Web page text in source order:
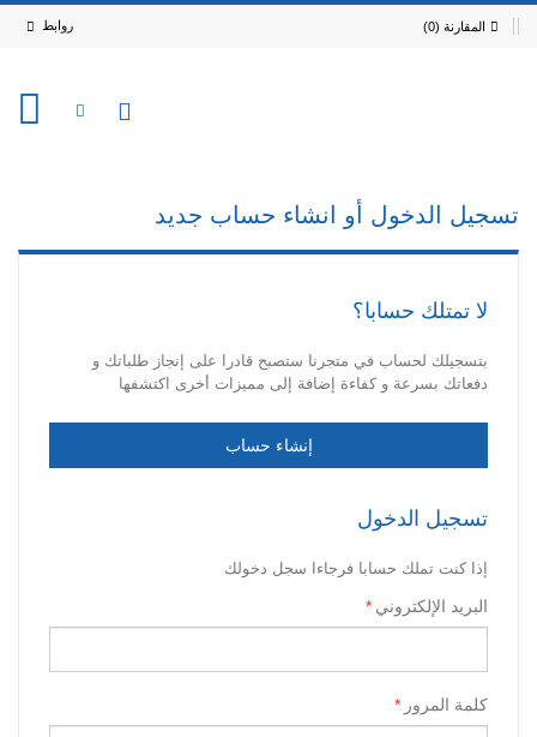
المقارنة (0) روابط
تسجيل الدخول أو انشاء حساب جديد
لا تمتلك حسابا؟
بتسجيلك لحساب في متجرنا ستصبح قادرا على إنجاز طلباتك و
دفعاتك بسرعة و كفاءة إضافة إلى مميزات أخرى اكتشفها
إنشاء حساب
تسجيل الدخول
إذا كنت تملك حسابا فرجاءا سجل دخولك
* البريد الإلكتروني
* كلمة المرور